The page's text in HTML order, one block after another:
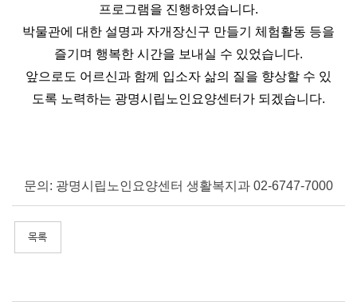
프로그램을 진행하였습니다.
박물관에 대한 설명과 자개장신구 만들기 체험활동 등을
즐기며 행복한 시간을 보내실 수 있었습니다.
앞으로도 어르신과 함께 입소자 삶의 질을 향상할 수 있
도록 노력하는 광명시립노인요양센터가 되겠습니다.
문의: 광명시립노인요양센터 생활복지과 02-6747-7000